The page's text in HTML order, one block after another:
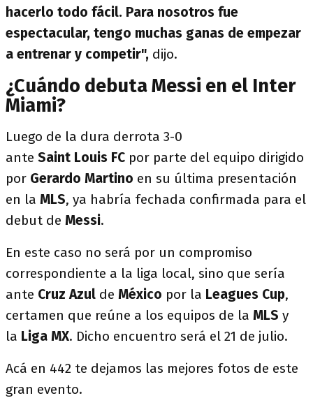
hacerlo todo fácil. Para nosotros fue
espectacular, tengo muchas ganas de empezar
a entrenar y competir", dijo.
¿Cuándo debuta Messi en el Inter
Miami?
Luego de la dura derrota 3-0
ante Saint Louis FC por parte del equipo dirigido
por Gerardo Martino en su última presentación
en la MLS, ya habría fechada confirmada para el
debut de Messi.
En este caso no será por un compromiso
correspondiente a la liga local, sino que sería
ante Cruz Azul de México por la Leagues Cup,
certamen que reúne a los equipos de la MLS y
la Liga MX. Dicho encuentro será el 21 de julio.
Acá en 442 te dejamos las mejores fotos de este
gran evento.